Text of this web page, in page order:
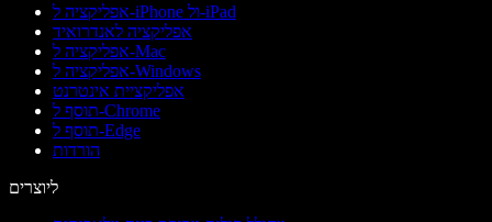
אפליקציה ל-iPhone ול-iPad
אפליקציה לאנדרואיד
אפליקציה ל-Mac
אפליקציה ל-Windows
אפליקציית אינטרנט
תוסף ל-Chrome
תוסף ל-Edge
הורדות
ליוצרים